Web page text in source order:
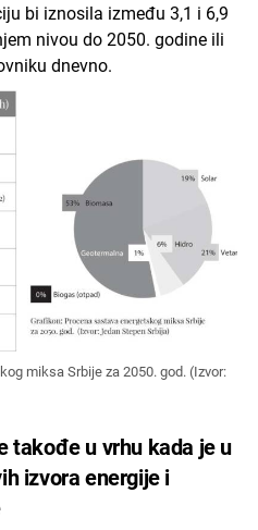
bi iznosila između 3,1 i 6,9
nivou do 2050. godine ili
dnevno.
miksa Srbije za 2050. god. (Izvor:
takođe u vrhu kada je u
izvora energije i